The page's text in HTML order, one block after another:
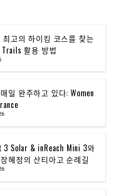
최고의 하이킹 코스를 찾는
Trails 활용 방법
일 완주하고 있다: Women
Solar & inReach Mini 3와
혜정의 산티아고 순례길